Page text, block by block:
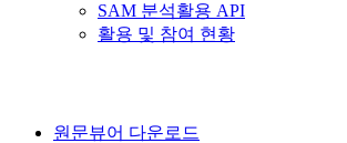
SAM 분석활용 API
활용 및 참여 현황
원문뷰어 다운로드